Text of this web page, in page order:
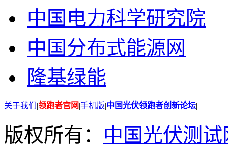
中国电力科学研究院
中国分布式能源网
隆基绿能
关于我们 |领跑者官网|手机版|中国光伏领跑者创新论坛|
版权所有： 中国光伏测试